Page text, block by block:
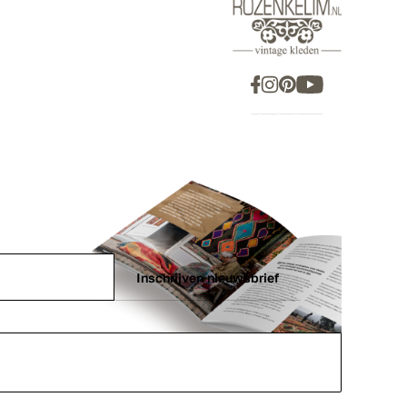
Inschrijven nieuwsbrief